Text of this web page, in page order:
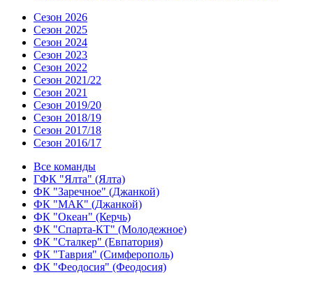
Сезон 2026
Сезон 2025
Сезон 2024
Сезон 2023
Сезон 2022
Сезон 2021/22
Сезон 2021
Сезон 2019/20
Сезон 2018/19
Сезон 2017/18
Сезон 2016/17
Все команды
ГФК "Ялта" (Ялта)
ФК "Заречное" (Джанкой)
ФК "МАК" (Джанкой)
ФК "Океан" (Керчь)
ФК "Спарта-КТ" (Молодежное)
ФК "Сталкер" (Евпатория)
ФК "Таврия" (Симферополь)
ФК "Феодосия" (Феодосия)